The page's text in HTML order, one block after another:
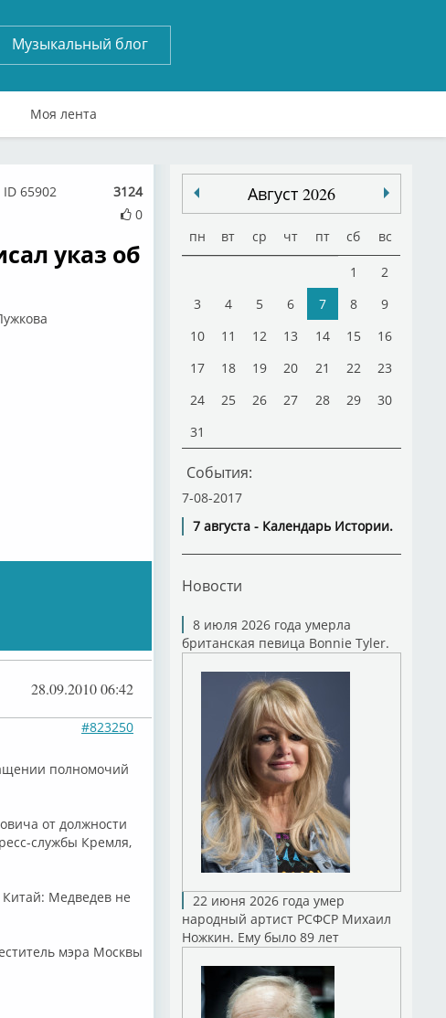
Музыкальный блог
Моя лента
3124
0
ID 65902
указ об
28.09.2010 06:42
#823250
полномочий
от должности
службы Кремля,
Китай: Медведев не
мэра Москвы
Август 2026
пн вт ср чт пт сб вс
1
2
3
4 5 6 7 8
9
10
11 12 13 14 15
16
17
18 19 20 21 22
23
24
25 26 27 28 29
30
31
События:
7-08-2017
7 августа - Календарь Истории.
Новости
8 июля 2026 года умерла
британская певица Bonnie Tyler.
22 июня 2026 года умер
народный артист РСФСР Михаил
Ножкин. Ему было 89 лет